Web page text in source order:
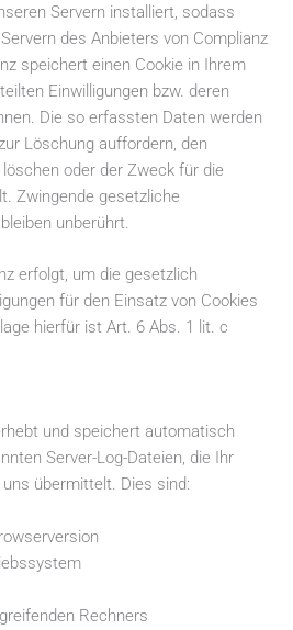
Servern installiert, sodass
des Anbieters von Complianz
speichert einen Cookie in Ihrem
Einwilligungen bzw. deren
Die so erfassten Daten werden
Löschung auffordern, den
oder der Zweck für die
Zwingende gesetzliche
unberührt.
erfolgt, um die gesetzlich
für den Einsatz von Cookies
hierfür ist Art. 6 Abs. 1 lit. c
und speichert automatisch
Server-Log-Dateien, die Ihr
übermittelt. Dies sind:
Rechners